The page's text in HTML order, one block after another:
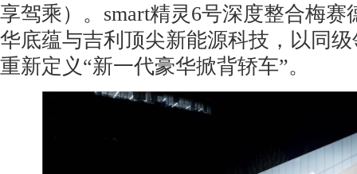
享驾乘）。smart精灵6号深度整合梅赛
华底蕴与吉利顶尖新能源科技，以同
重新定义“新一代豪华掀背轿车”。